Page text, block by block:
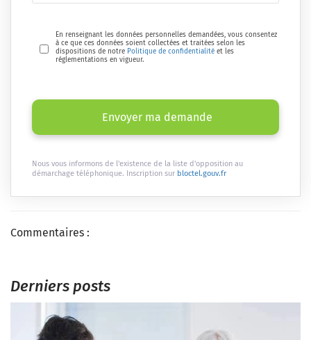
En renseignant les données personnelles demandées, vous consentez
à ce que ces données soient collectées et traitées selon les
dispositions de notre Politique de confidentialité et les
réglementations en vigueur.
Envoyer ma demande
Nous vous informons de l'existence de la liste d'opposition au
démarchage téléphonique. Inscription sur bloctel.gouv.fr
Commentaires :
Derniers posts